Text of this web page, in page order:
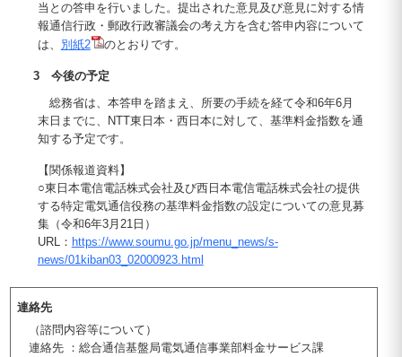
当との答申を行いました。提出された意見及び意見に対する情
報通信行政・郵政行政審議会の考え方を含む答申内容について
は、 別紙2 のとおりです。
3 今後の予定
総務省は、本答申を踏まえ、所要の手続を経て令和6年6月
末日までに、NTT東日本・西日本に対して、基準料金指数を通
知する予定です。
【関係報道資料】
○東日本電信電話株式会社及び西日本電信電話株式会社の提供
する特定電気通信役務の基準料金指数の設定についての意見募
集（令和6年3月21日）
URL： https://www.soumu.go.jp/menu_news/s-
news/01kiban03_02000923.html
連絡先
（諮問内容等について）
連絡先 ：総合通信基盤局電気通信事業部料金サービス課